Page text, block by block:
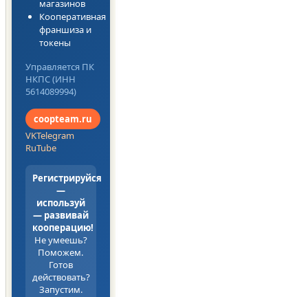
магазинов
Кооперативная
франшиза и
токены
Управляется ПК
НКПС (ИНН
5614089994)
coopteam.ru
VKTelegram
RuTube
Регистрируйся
—
используй
— развивай
кооперацию!
Не умеешь?
Поможем.
Готов
действовать?
Запустим.